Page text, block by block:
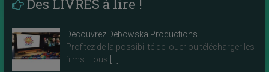
Des LIVRES à lire !
Découvrez Debowska Productions
Profitez de la possibilité de louer ou télécharger les
films. Tous